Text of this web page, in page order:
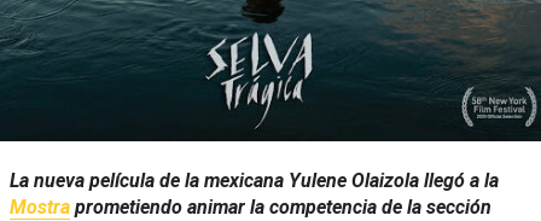
La nueva película de la mexicana Yulene Olaizola llegó a la
Mostra prometiendo animar la competencia de la sección